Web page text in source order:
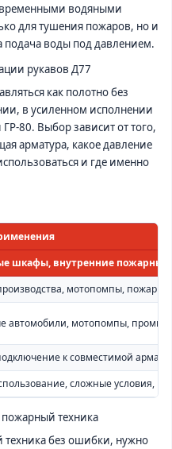
водяными
для тушения пожаров, но и
подача воды под давлением.
рукавов Д77
как полотно без
в усиленном исполнении
80. Выбор зависит от того,
арматура, какое давление
и где именно
шкафы, внутренние пожарные
мотопомпы,
автомобили, мотопомпы,
к совместимой
сложные условия,
техника
техника без ошибки, нужно